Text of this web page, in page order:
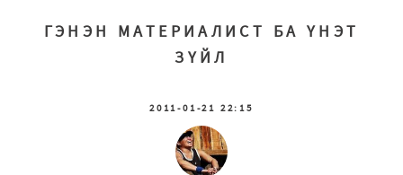
ГЭНЭН МАТЕРИАЛИСТ БА ҮНЭТ
ЗҮЙЛ
2011-01-21 22:15